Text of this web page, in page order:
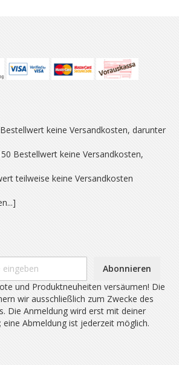
keine Versandkosten, darunter
Bestellwert keine Versandkosten,
teilweise keine Versandkosten
Abonnieren
und Produktneuheiten versäumen! Die
wir ausschließlich zum Zwecke des
Die Anmeldung wird erst mit deiner
Abmeldung ist jederzeit möglich.